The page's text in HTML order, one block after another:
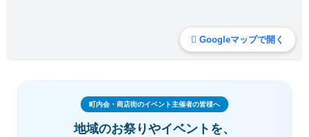
Googleマップで開く
町内会・商店街のイベント主催者の皆様へ
地域のお祭りやイベントを、